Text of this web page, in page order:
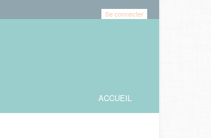
Se connecter
ACCUEIL